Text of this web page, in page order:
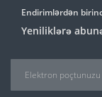
Endirimlərdən
Yeniliklərə